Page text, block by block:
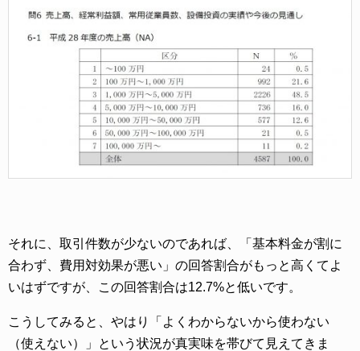
それに、取引件数が少ないのであれば、「基本料金が割に
合わず、費用対効果が悪い」の回答割合がもっと高くてよ
いはずですが、この回答割合は12.7%と低いです。
こうしてみると、やはり「よくわからないから使わない
（使えない）」という状況が真実味を帯びて見えてきま